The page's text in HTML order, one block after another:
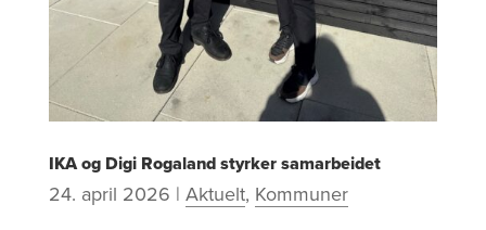
IKA og Digi Rogaland styrker samarbeidet
24. april 2026 | Aktuelt, Kommuner